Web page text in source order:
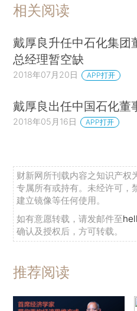
相关阅读
戴厚良升任中石化集团
总经理暂空缺
2018年07月20日 APP打开
戴厚良出任中国石化董
2018年05月16日 APP打开
财新网所刊载内容之知识产权
专属所有或持有。未经许可，
建立镜像等任何使用。
如有意愿转载，请发邮件至
确认及授权后，方可转载。
推荐阅读